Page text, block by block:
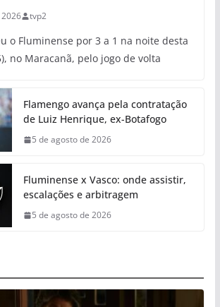
tvp2
o Fluminense por 3 a 1 na noite desta
no Maracanã, pelo jogo de volta
Flamengo avança pela contratação
de Luiz Henrique, ex-Botafogo
5 de agosto de 2026
Fluminense x Vasco: onde assistir,
escalações e arbitragem
5 de agosto de 2026